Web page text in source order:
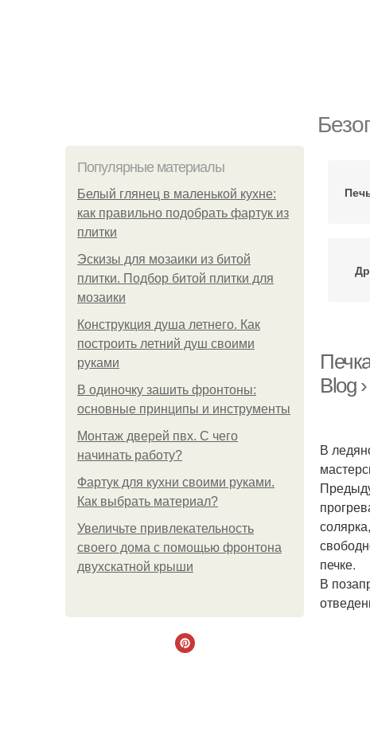
Популярные материалы
Белый глянец в маленькой кухне:
как правильно подобрать фартук из
плитки
Эскизы для мозаики из битой
плитки. Подбор битой плитки для
мозаики
Конструкция душа летнего. Как
построить летний душ своими
руками
В одиночку зашить фронтоны:
основные принципы и инструменты
Монтаж дверей пвх. С чего
начинать работу?
Фартук для кухни своими руками.
Как выбрать материал?
Увеличьте привлекательность
своего дома с помощью фронтона
двухскатной крыши
Blog
В
печке.
В